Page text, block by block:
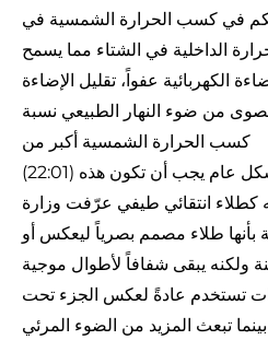
في كسب الحرارة الشمسية في
الداخلية في الشتاء مما يسمح
الكهربائية عفواً، تقليل الإضاءة
من ضوء النهار الطبيعي نسبة
كسب الحرارة الشمسية أكبر من
(22:01) واحد هو منتج طيفي ولكن بشكل عام يجب أن تكون هذه
لتصنيفه كطلاء انتقائي طيفي عرّفت وزارة
بأنها طلاء مصمم بصرياً ليعكس أو
ولكنه يبقى شفافاً لأطوال موجية
تستخدم عادةً لعكس الجزء تحت
تبعث المزيد من الضوء المرئي